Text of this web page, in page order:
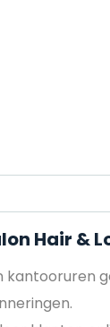
Hair &
kantooruren